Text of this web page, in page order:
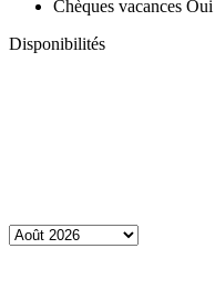
Chèques vacances Oui
Disponibilités